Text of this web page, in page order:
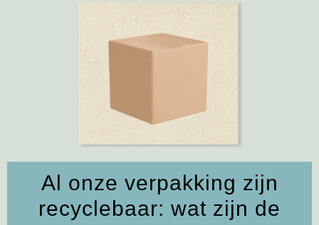
Al onze verpakking zijn
recyclebaar: wat zijn de